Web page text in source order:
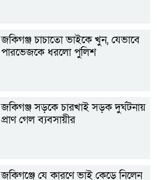
জকিগঞ্জ চাচাতো ভাইকে খুন, যেভাবে
পারভেজকে ধরলো পুলিশ
জকিগঞ্জ সড়কে চারখাই সড়ক দুর্ঘটনায়
প্রাণ গেল ব্যবসায়ীর
জকিগঞ্জে যে কারণে ভাই কেড়ে নিলেন